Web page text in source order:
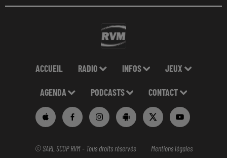
ACCUEIL RADIO INFOS JEUX
AGENDA PODCASTS CONTACT
© SARL SCOP RVM - Tous droits réservés Mentions légales